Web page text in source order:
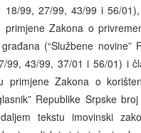
18/99, 27/99, 43/99 i 56/
Zakona o
(“Službene novine”
99, 43/99, 37/01 i 56/01) i
primjene Zakona o
Republike Srpske
tekstu imovinski